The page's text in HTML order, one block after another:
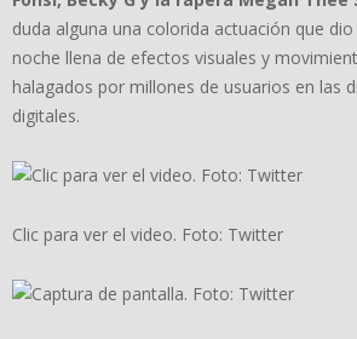
duda alguna una colorida actuación que
noche llena de efectos visuales y
halagados por millones de usuarios en las
digitales.
Clic para ver el video. Foto: Twitter